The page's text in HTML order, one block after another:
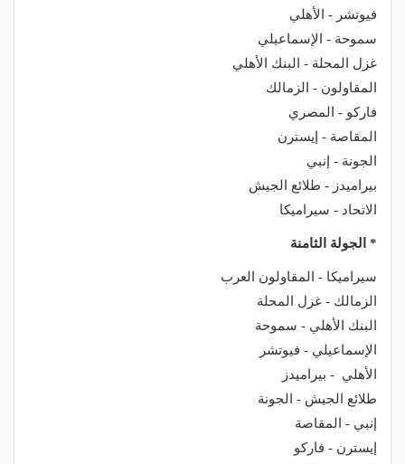
فيوتشر - الأهلي
سموحة - الإسماعيلي
غزل المحلة - البنك الأهلي
المقاولون - الزمالك
فاركو - المصري
المقاصة - إيسترن
الجونة - إنبي
بيراميدز - طلائع الجيش
الاتحاد - سيراميكا
* الجولة الثامنة
سيراميكا - المقاولون العرب
الزمالك - غزل المحلة
البنك الأهلي - سموحة
الإسماعيلي - فيوتشر
الأهلي - بيراميدز
طلائع الجيش - الجونة
إنبي - المقاصة
إيسترن - فاركو